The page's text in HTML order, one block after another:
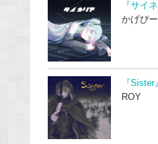
『サイ
かげぴ
『Sister』
ROY